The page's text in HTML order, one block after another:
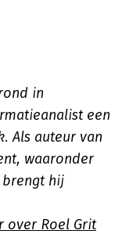
in
een
Als auteur van
waaronder
brengt hij
over Roel Grit